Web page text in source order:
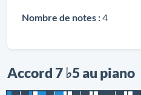
Nombre de notes :4
Accord 7 ♭5 au piano